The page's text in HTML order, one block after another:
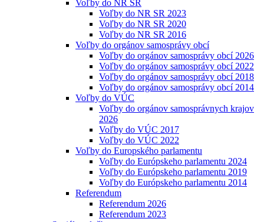
Voľby do NR SR
Voľby do NR SR 2023
Voľby do NR SR 2020
Voľby do NR SR 2016
Voľby do orgánov samosprávy obcí
Voľby do orgánov samosprávy obcí 2026
Voľby do orgánov samosprávy obcí 2022
Voľby do orgánov samosprávy obcí 2018
Voľby do orgánov samosprávy obcí 2014
Voľby do VÚC
Voľby do orgánov samosprávnych krajov
2026
Voľby do VÚC 2017
Voľby do VÚC 2022
Voľby do Europského parlamentu
Voľby do Európskeho parlamentu 2024
Voľby do Európskeho parlamentu 2019
Voľby do Európskeho parlamentu 2014
Referendum
Referendum 2026
Referendum 2023